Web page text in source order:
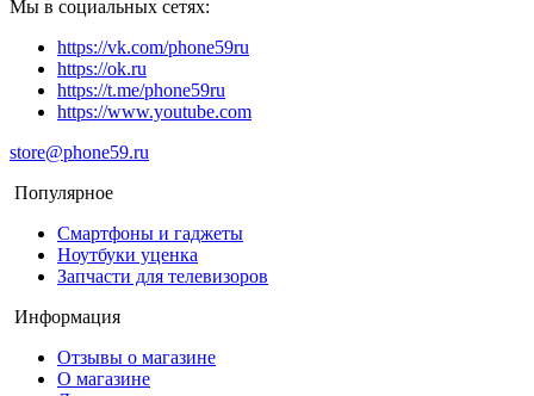
Мы в социальных сетях:
https://vk.com/phone59ru
https://ok.ru
https://t.me/phone59ru
https://www.youtube.com
store@phone59.ru
Популярное
Смартфоны и гаджеты
Ноутбуки уценка
Запчасти для телевизоров
Информация
Отзывы о магазине
О магазине